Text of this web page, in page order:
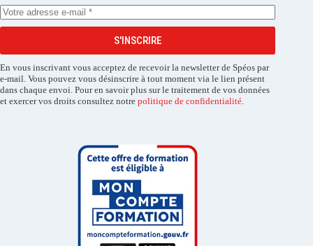
S'INSCRIRE
En vous inscrivant vous acceptez de recevoir la newsletter de Spéos par
e-mail. Vous pouvez vous désinscrire à tout moment via le lien présent
dans chaque envoi. Pour en savoir plus sur le traitement de vos données
et exercer vos droits consultez notre politique de confidentialité.